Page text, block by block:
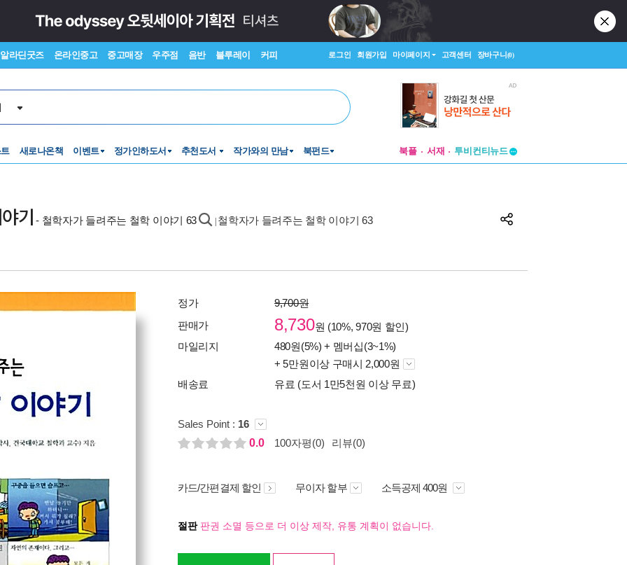
알라딘굿즈 온라인중고 중고매장 우주점 음반 블루레이 커피 로그인 회원가입 마이페이지 고객센터 장바구니(0)
새로나온책 이벤트 정가인하도서 추천도서 작가와의 만남 북펀드 북플 서재
창작플랫폼
기 - 철학자가 들려주는 철학 이야기 63 철학자가 들려주는 철학 이야기 63
정가
9,700원
판매가
8,730원 (10%, 970원 할인)
마일리지
480원(5%) + 멤버십(3~1%)
+ 5만원이상 구매시 2,000원
배송료
유료 (도서 1만5천원 이상 무료)
Sales Point : 16
0.0
100자평(0) 리뷰(0)
카드/간편결제 할인 무이자 할부 소득공제 400원
절판판권 소멸 등으로 더 이상 제작, 유통 계획이 없습니다.